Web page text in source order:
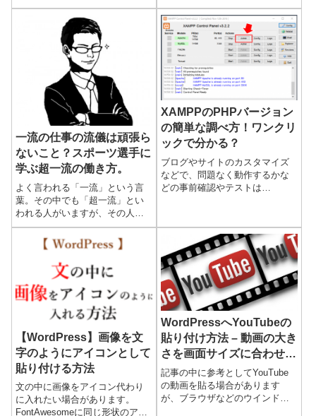
して必要なもの不要なものを仕
分けして実践に活用する、とい
う、いわゆる「独学」で進めま
す。これも１つの進め方です
にこれからネットビジネスを始
めたい、というあなたにはうっ
てつけの手法です。ここでは、
トレ...
一流の仕事の流儀は頑張ら
ないこと？スポーツ選手に
学ぶ超一流の働き方。
よく言われる「一流」という言
葉。その中でも「超一流」とい
われる人がいますが、その人達
はどうしてそう呼ばれ、そうし
た域に達しているのでしょう？
スポーツの世界で言えば、多く
の「超一流」と呼ばれる選手が
XAMPPのPHPバージョン
の簡単な調べ方！ワンクリ
ックで分かる？
ブログやサイトのカスタマイズ
などで、問題なく動作するかな
どの事前確認やテストは
ン上でワードプレスを動かして
色々テストや確認をしている環
境）そ...
【WordPress】画像を文
字のようにアイコンとして
貼り付ける方法
文の中に画像をアイコン代わり
に入れたい場合があります。
FontAwesomeに同じ形状のアイ
WordPressへYouTubeの
貼り付け方法 – 動画の大き
さを画面サイズに合わせて
自動調整する技
記事の中に参考としてYouTube
の動画を貼る場合があります
が、ブラウザなどのウインドウ